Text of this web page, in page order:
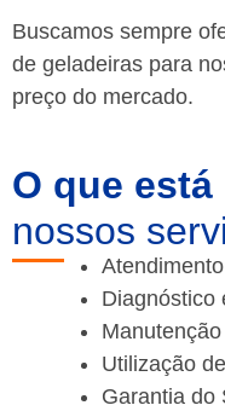
Buscamos sempre
de geladeiras para
preço do mercado.
O que
nossos
Diagnóstico
Utilização
Garantia do